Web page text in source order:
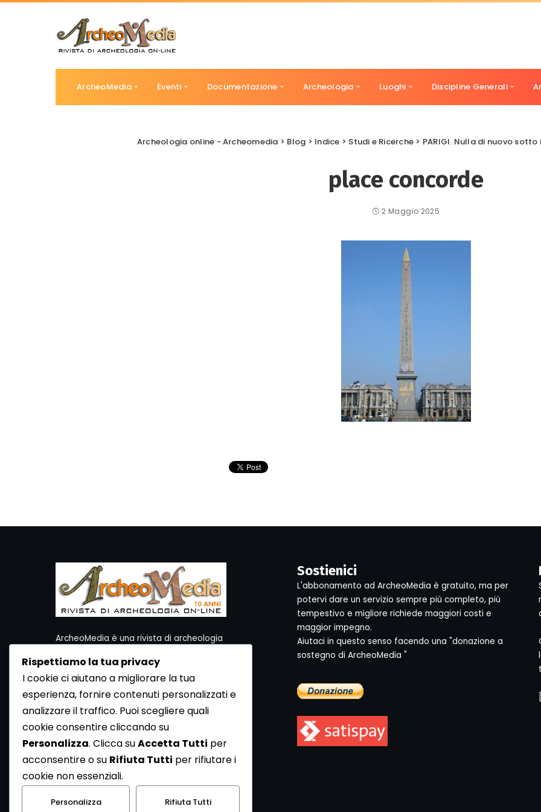
ArcheoMedia Eventi Documentazione Archeologia Luoghi Discipline Generali
Archeologia online - Archeomedia > Blog > Indice > Studi e Ricerche > PARIGI. Nulla di nuovo sotto
place concorde
2 Maggio 2025
ArcheoMedia è una rivista di archeologia
Per contattare la Redazione potete utilizzare i
seguenti recapiti:
Redazione ArcheoMedia c/o Mediares S.c.
Via Gioberti 80/D - 10128 Torino
Tel 011.5806363 - Fax 011.5808561
http://www.mediares.to.it
http://www.didatticatorino.it
Sostienici
L'abbonamento ad ArcheoMedia è gratuito, ma per
potervi dare un servizio sempre più completo, più
tempestivo e migliore richiede maggiori costi e
maggior impegno.
Aiutaci in questo senso facendo una "donazione a
sostegno di ArcheoMedia "
[
Rispettiamo la tua privacy
I cookie ci aiutano a migliorare la tua
esperienza, fornire contenuti personalizzati e
analizzare il traffico. Puoi scegliere quali
cookie consentire cliccando su
Personalizza. Clicca suAccetta Tutti per
acconsentire o su Rifiuta Tutti per rifiutare i
cookie non essenziali.
Personalizza Rifiuta Tutti